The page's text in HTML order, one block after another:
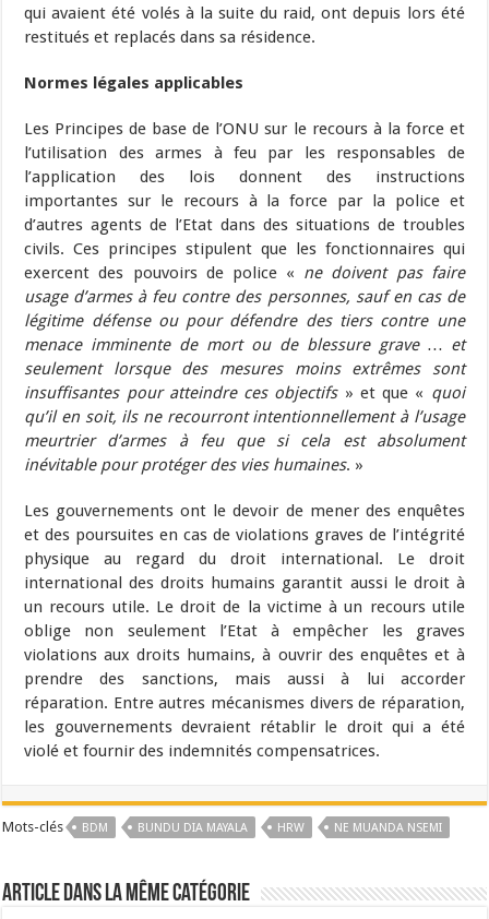
qui avaient été volés à la suite du raid, ont depuis lors été
restitués et replacés dans sa résidence.
Normes légales applicables
Les Principes de base de l’ONU sur le recours à la force et
l’utilisation des armes à feu par les responsables de
l’application des lois donnent des instructions
importantes sur le recours à la force par la police et
d’autres agents de l’Etat dans des situations de troubles
civils. Ces principes stipulent que les fonctionnaires qui
exercent des pouvoirs de police « ne doivent pas faire
usage d’armes à feu contre des personnes, sauf en cas de
légitime défense ou pour défendre des tiers contre une
menace imminente de mort ou de blessure grave … et
seulement lorsque des mesures moins extrêmes sont
insuffisantes pour atteindre ces objectifs» et que « quoi
qu’il en soit, ils ne recourront intentionnellement à l’usage
meurtrier d’armes à feu que si cela est absolument
inévitable pour protéger des vies humaines. »
Les gouvernements ont le devoir de mener des enquêtes
et des poursuites en cas de violations graves de l’intégrité
physique au regard du droit international. Le droit
international des droits humains garantit aussi le droit à
un recours utile. Le droit de la victime à un recours utile
oblige non seulement l’Etat à empêcher les graves
violations aux droits humains, à ouvrir des enquêtes et à
prendre des sanctions, mais aussi à lui accorder
réparation. Entre autres mécanismes divers de réparation,
les gouvernements devraient rétablir le droit qui a été
violé et fournir des indemnités compensatrices.
Mots-clés BDM BUNDU DIA MAYALA HRW NE MUANDA NSEMI
Article dans la même catégorie